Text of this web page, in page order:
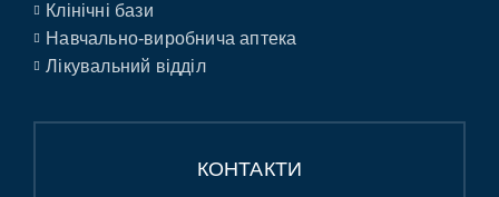
Клінічні бази
Навчально-виробнича аптека
Лікувальний відділ
КОНТАКТИ